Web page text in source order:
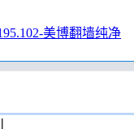
美博翻墙纯净